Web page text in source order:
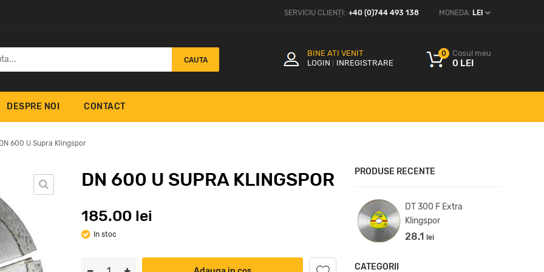
SERVICIU CLIENȚI: +40 (0)744 493 138 MONEDA: LEI
CAUTA
BINE ATI VENIT
LOGIN
INREGISTRARE
Cosul meu
0 LEI
0
DESPRE NOI CONTACT
DN 600 U Supra Klingspor
DN 600 U SUPRA KLINGSPOR
185.00 lei
In stoc
PRODUSE RECENTE
Extra
Klingspor
39.9
DT 300 F Extra
Klingspor
28.1 lei
CATEGORII